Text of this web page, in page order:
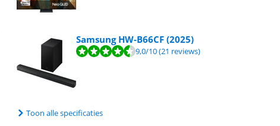
Samsung HW-B66CF (2025)
9,0/10(21 reviews)
Toon alle specificaties